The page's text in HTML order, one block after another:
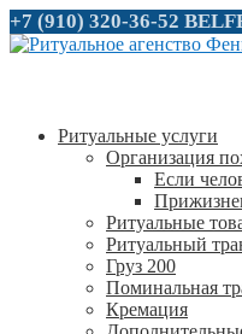
+7 (910) 320-36-52
Ритуальные услуги
Организация
Если
Ритуальные
Ритуальный
Груз 200
Поминальная
Кремация